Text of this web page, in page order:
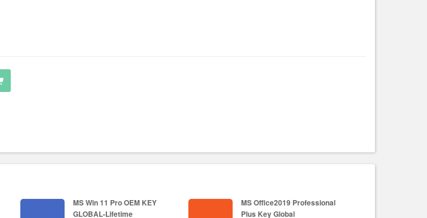
MS Win 11 Pro OEM KEY
GLOBAL-Lifetime
MS Office2019 Professional
Plus Key Global